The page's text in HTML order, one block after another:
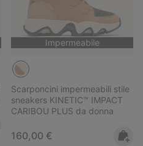
Impermeabile
Scarponcini impermeabili stile
sneakers KINETIC™ IMPACT
CARIBOU PLUS da donna
Regular price:
160,00 €